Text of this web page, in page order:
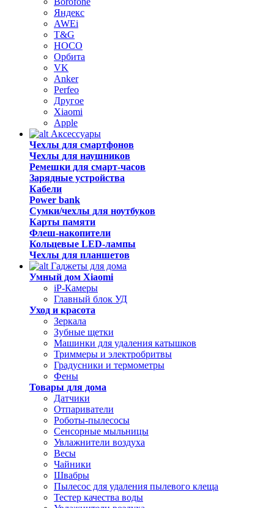
Яндекс
AWEi
T&G
HOCO
Орбита
VK
Anker
Perfeo
Другое
Xiaomi
Apple
Аксессуары
Чехлы для смартфонов
Чехлы для наушников
Ремешки для смарт-часов
Зарядные устройства
Кабели
Power bank
Сумки/чехлы для ноутбуков
Карты памяти
Флеш-накопители
Кольцевые LED-лампы
Чехлы для планшетов
Гаджеты для дома
Умный дом Xiaomi
iP-Камеры
Главный блок УД
Уход и красота
Зеркала
Зубные щетки
Машинки для удаления катышков
Триммеры и электробритвы
Градусники и термометры
Фены
Товары для дома
Датчики
Отпариватели
Роботы-пылесосы
Сенсорные мыльницы
Увлажнители воздуха
Весы
Чайники
Швабры
Пылесос для удаления пылевого клеща
Тестер качества воды